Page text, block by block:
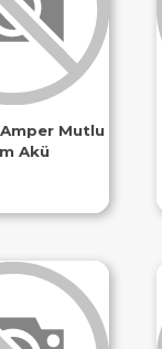
Mutlu
Akü